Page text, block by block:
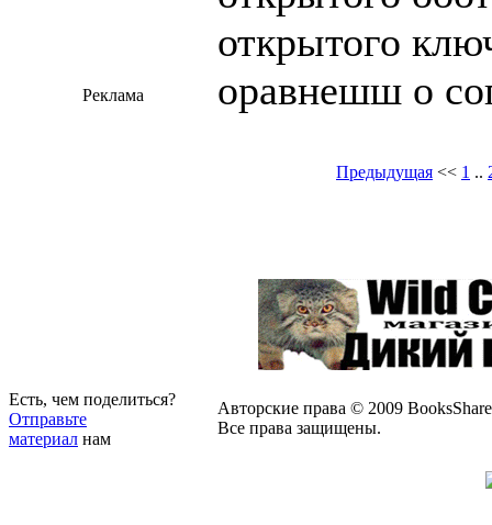
открытого
оравнешш о
Предыдущая << 1 ..
Реклама
Есть, чем поделиться?
Отправьте
материал нам
Авторские права © 2009
Все права защищены.